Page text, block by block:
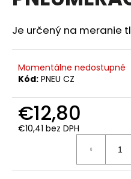
5
hviezdičiek.
Je určený na meranie
Momentálne nedostupné
Kód: PNEU CZ
€12,80
€10,41 bez DPH
j
s
ť
?